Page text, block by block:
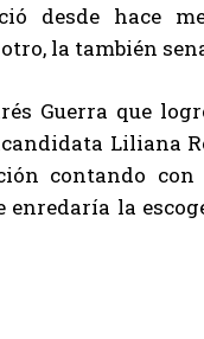
desde hace
la también
Guerra que
Liliana
contando
enredaría la